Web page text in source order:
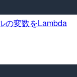
の変数をLambda